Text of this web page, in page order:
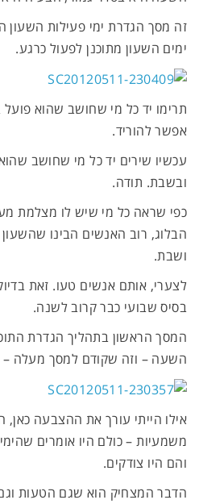
זה מסך הגדרת ימי פעילות השעון
ימים השעון מתוכנן לפעול כרגע.
תרימו יד כל מי שחושב שהוא
אפשר להוריד.
עכשיו שירים יד כל מי שחושב
ובשבת. תודה.
כפי שראה כל מי שיש לו מצלמת
הבלוג, רוב האנשים הבינו
ושבת.
לצערי, אותם אנשים טעו. זאת
בסיס שבועי כבר קרוב לשנה.
המסך הראשון בתהליך הגדרת
השעה – וזה שקודם למסך מעלה –
אילו הייתי עורך את ההצבעה כאן,
משמעיות – כולם היו אומרים
והם היו צודקים.
הדבר המצחיק הוא שגם הטעות